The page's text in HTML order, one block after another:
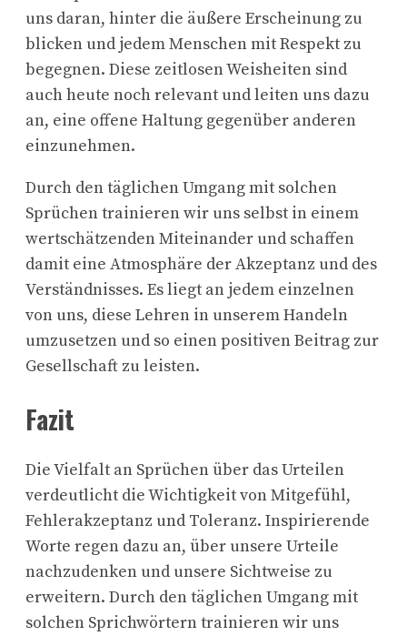
uns daran, hinter die äußere Erscheinung zu
blicken und jedem Menschen mit Respekt zu
begegnen. Diese zeitlosen Weisheiten sind
auch heute noch relevant und leiten uns dazu
an, eine offene Haltung gegenüber anderen
einzunehmen.
Durch den täglichen Umgang mit solchen
Sprüchen trainieren wir uns selbst in einem
wertschätzenden Miteinander und schaffen
damit eine Atmosphäre der Akzeptanz und des
Verständnisses. Es liegt an jedem einzelnen
von uns, diese Lehren in unserem Handeln
umzusetzen und so einen positiven Beitrag zur
Gesellschaft zu leisten.
Fazit
Die Vielfalt an Sprüchen über das Urteilen
verdeutlicht die Wichtigkeit von Mitgefühl,
Fehlerakzeptanz und Toleranz. Inspirierende
Worte regen dazu an, über unsere Urteile
nachzudenken und unsere Sichtweise zu
erweitern. Durch den täglichen Umgang mit
solchen Sprichwörtern trainieren wir uns